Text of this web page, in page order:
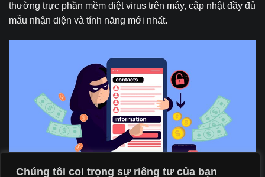
Chúng tôi coi trọng sự riêng tư của bạn
thường trực phần mềm diệt virus trên máy, cập nhật đầy đủ
mẫu nhận diện và tính năng mới nhất.